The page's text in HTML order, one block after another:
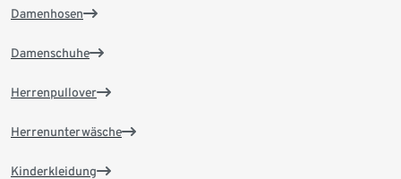
Damenhosen
Damenschuhe
Herrenpullover
Herrenunterwäsche
Kinderkleidung